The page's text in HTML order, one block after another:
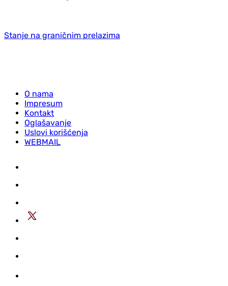
Stanje na graničnim prelazima
O nama
Impresum
Kontakt
Oglašavanje
Uslovi korišćenja
WEBMAIL